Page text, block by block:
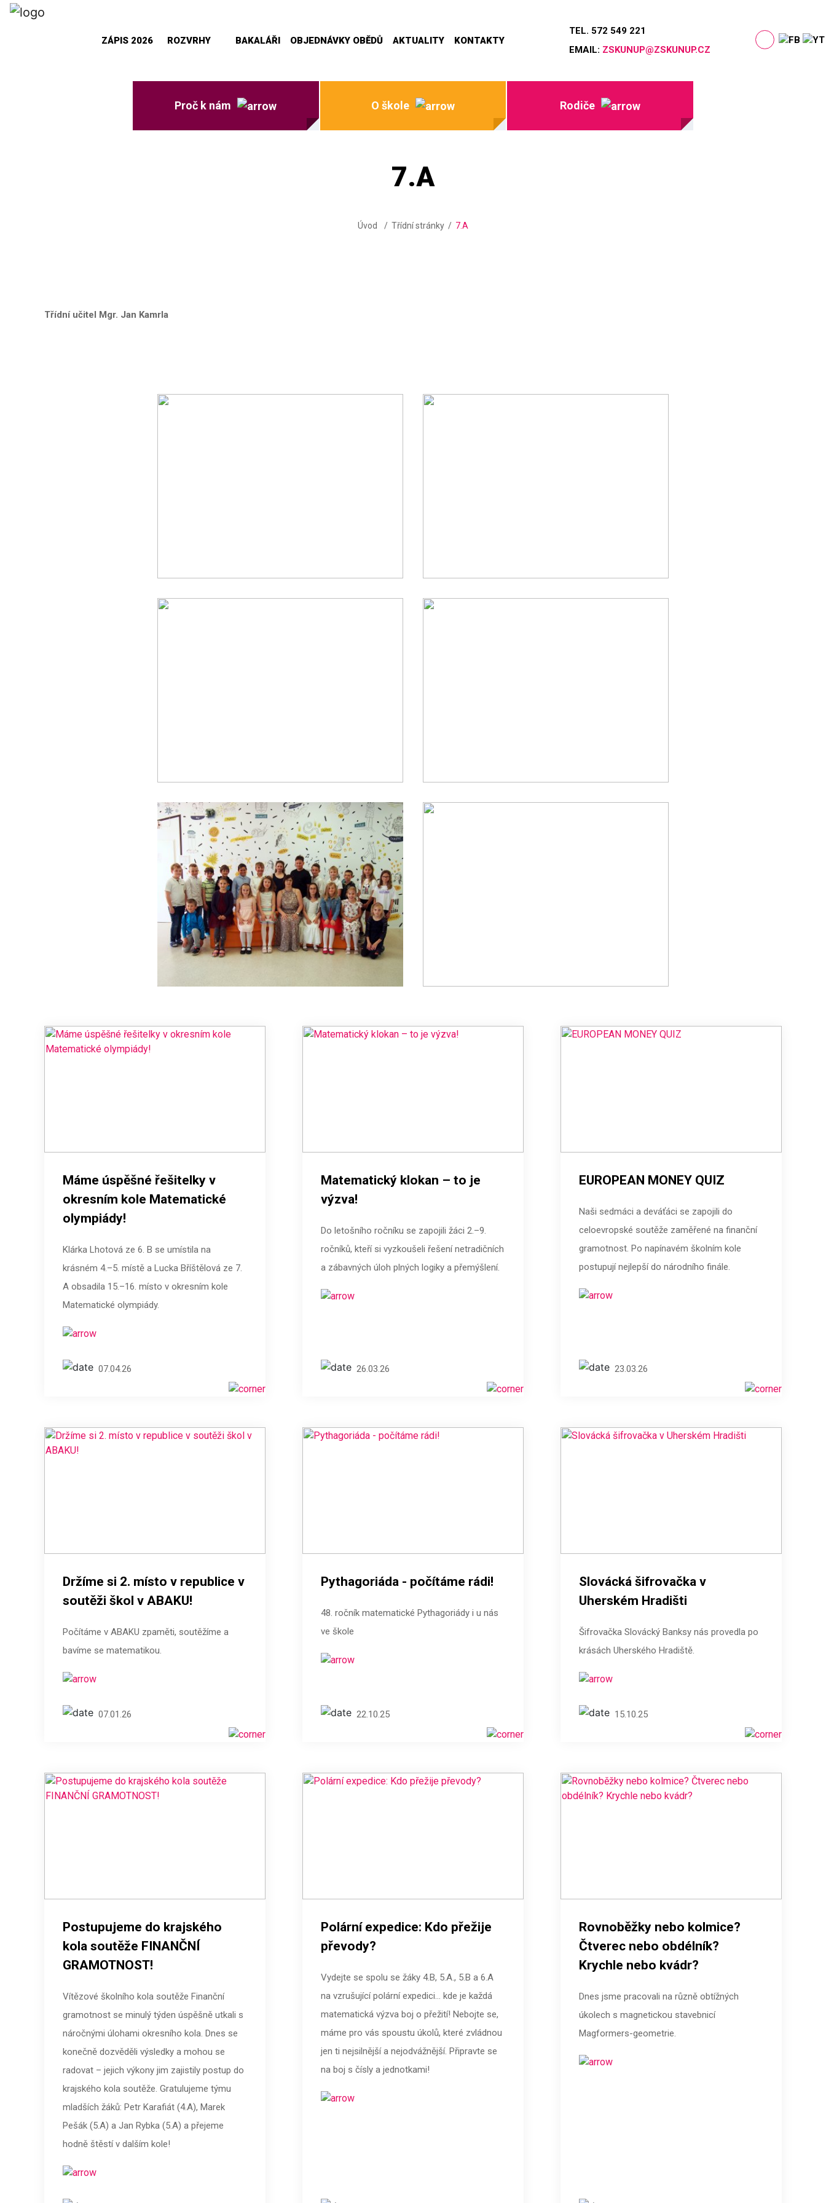
ZÁPIS 2026 ROZVRHY BAKALÁŘI OBJEDNÁVKY OBĚDŮ AKTUALITY KONTAKTY
TEL. 572 549 221
EMAIL: ZSKUNUP@ZSKUNUP.CZ
7.A
Úvod Třídní stránky 7.A
Proč k nám O škole Rodiče
Třídní učitel Mgr. Jan Kamrla
Máme úspěšné řešitelky v
okresním kole Matematické
olympiády!
Klárka Lhotová ze 6. B se umístila na
krásném 4.–5. místě a Lucka Bříštělová ze 7.
A obsadila 15.–16. místo v okresním kole
Matematické olympiády.
07.04.26
Matematický klokan – to je
výzva!
Do letošního ročníku se zapojili žáci 2.–9.
ročníků, kteří si vyzkoušeli řešení netradičních
a zábavných úloh plných logiky a přemýšlení.
26.03.26
EUROPEAN MONEY QUIZ
Naši sedmáci a deváťáci se zapojili do
celoevropské soutěže zaměřené na finanční
gramotnost. Po napínavém školním kole
postupují nejlepší do národního finále.
23.03.26
Držíme si 2. místo v republice v
soutěži škol v ABAKU!
Počítáme v ABAKU zpaměti, soutěžíme a
bavíme se matematikou.
07.01.26
Pythagoriáda - počítáme rádi!
48. ročník matematické Pythagoriády i u nás
ve škole
22.10.25
Slovácká šifrovačka v
Uherském Hradišti
Šifrovačka Slovácký Banksy nás provedla po
krásách Uherského Hradiště.
15.10.25
Postupujeme do krajského
kola soutěže FINANČNÍ
GRAMOTNOST!
Vítězové školního kola soutěže Finanční
gramotnost se minulý týden úspěšně utkali s
náročnými úlohami okresního kola. Dnes se
konečně dozvěděli výsledky a mohou se
radovat – jejich výkony jim zajistily postup do
krajského kola soutěže. Gratulujeme týmu
mladších žáků: Petr Karafiát (4.A), Marek
Pešák (5.A) a Jan Rybka (5.A) a přejeme
hodně štěstí v dalším kole!
Polární expedice: Kdo přežije
převody?
Vydejte se spolu se žáky 4.B, 5.A., 5.B a 6.A
na vzrušující polární expedici… kde je každá
matematická výzva boj o přežití! Nebojte se,
máme pro vás spoustu úkolů, které zvládnou
jen ti nejsilnější a nejodvážnější. Připravte se
na boj s čísly a jednotkami!
Rovnoběžky nebo kolmice?
Čtverec nebo obdélník?
Krychle nebo kvádr?
Dnes jsme pracovali na různě obtížných
úkolech s magnetickou stavebnicí
Magformers-geometrie.